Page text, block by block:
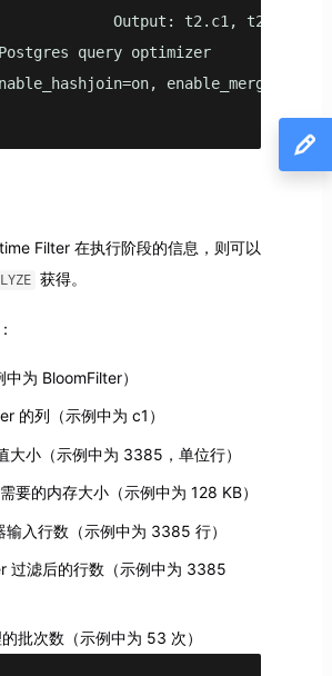
Output: t2.c1, t2.c2
query optimizer
Filter 在执行阶段的信息，则可以
获得。
为 BloomFilter）
的列（示例中为 c1）
大小（示例中为 3385，单位行）
要的内存大小（示例中为 128 KB）
入行数（示例中为 3385 行）
过滤后的行数（示例中为 3385
批次数（示例中为 53 次）